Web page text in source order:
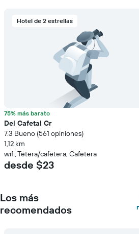
Hotel de 2 estrellas
75% más barato
Del Cafetal Cr
7.3 Bueno (561 opiniones)
1,12 km
wifi, Tetera/cafetera, Cafetera
desde $23
Los más
recomendados